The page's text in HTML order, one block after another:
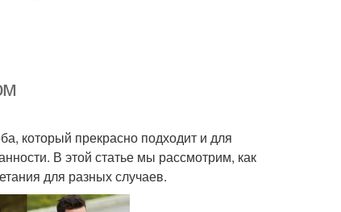
который прекрасно подходит и для
В этой статье мы рассмотрим, как
для разных случаев.